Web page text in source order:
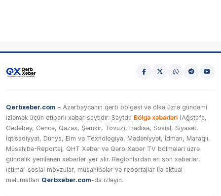
Qerbxeber.com – Azərbaycanın qərb bölgəsi və ölkə üzrə gündəmi
izləmək üçün etibarlı xəbər saytıdır. Saytda Bölgə xəbərləri (Ağstafa,
Gədəbəy, Gəncə, Qazax, Şəmkir, Tovuz), Hadisə, Sosial, Siyasət,
İqtisadiyyat, Dünya, Elm və Texnologiya, Mədəniyyət, İdman, Maraqlı,
Müsahibə-Reportaj, QHT Xəbər və Qərb Xəbər TV bölmələri üzrə
gündəlik yenilənən xəbərlər yer alır. Regionlardan ən son xəbərlər,
ictimai-sosial mövzular, müsahibələr və reportajlar ilə aktual
məlumatları Qerbxeber.com-da izləyin.